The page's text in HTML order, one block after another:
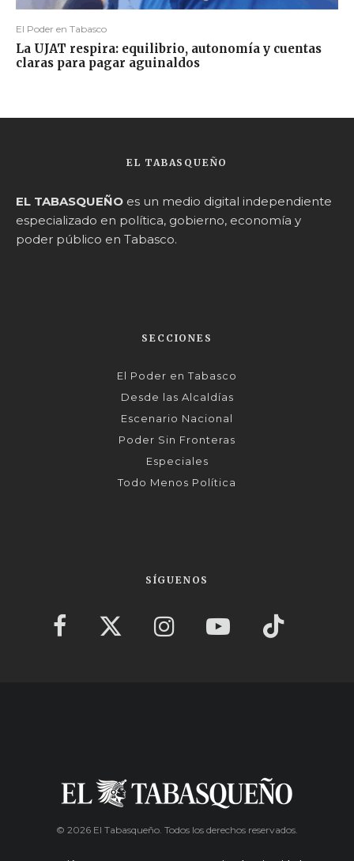
El Poder en Tabasco
La UJAT respira: equilibrio, autonomía y cuentas
claras para pagar aguinaldos
EL TABASQUEÑO
EL TABASQUEÑO es un medio digital independiente
especializado en política, gobierno, economía y
poder público en Tabasco.
SECCIONES
El Poder en Tabasco
Desde las Alcaldías
Escenario Nacional
Poder Sin Fronteras
Especiales
Todo Menos Política
SÍGUENOS
© 2026 El Tabasqueño. Todos los derechos reservados.